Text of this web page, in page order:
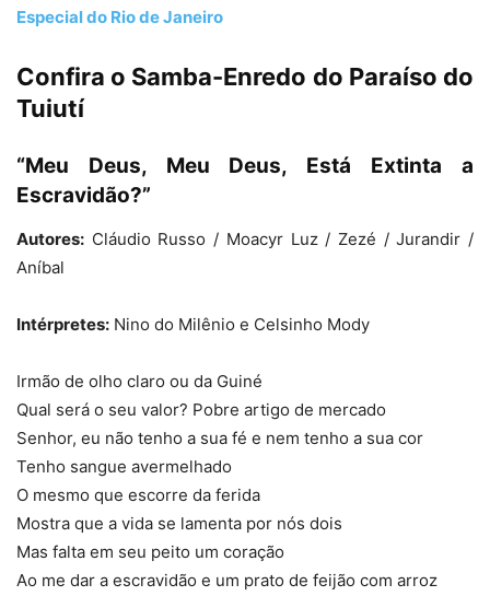
Especial do Rio de Janeiro
Confira o Samba-Enredo do Paraíso do
Tuiutí
“Meu Deus, Meu Deus, Está Extinta a
Escravidão?”
Autores: Cláudio Russo / Moacyr Luz / Zezé / Jurandir /
Aníbal
Intérpretes: Nino do Milênio e Celsinho Mody
Irmão de olho claro ou da Guiné
Qual será o seu valor? Pobre artigo de mercado
Senhor, eu não tenho a sua fé e nem tenho a sua cor
Tenho sangue avermelhado
O mesmo que escorre da ferida
Mostra que a vida se lamenta por nós dois
Mas falta em seu peito um coração
Ao me dar a escravidão e um prato de feijão com arroz